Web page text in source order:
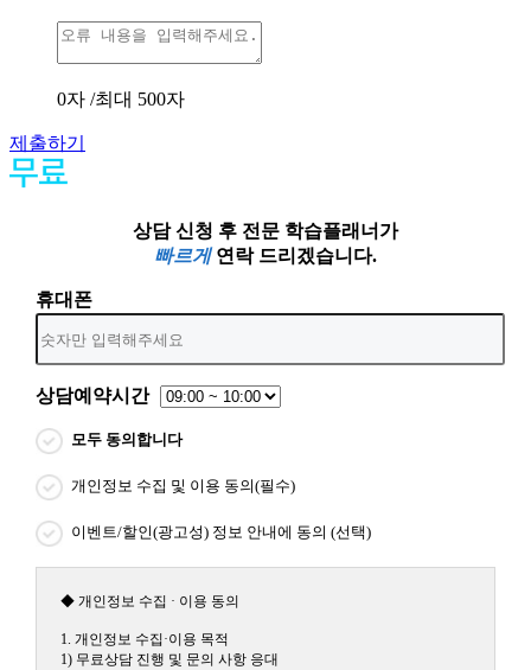
0자 /최대 500자
제출하기
상담 신청 후 전문 학습플래너가
빠르게연락 드리겠습니다.
휴대폰
상담예약시간
모두 동의합니다
개인정보 수집 및 이용 동의(필수)
이벤트/할인(광고성) 정보 안내에 동의 (선택)
◆ 개인정보 수집 · 이용 동의
1. 개인정보 수집·이용 목적
1) 무료상담 진행 및 문의 사항 응대